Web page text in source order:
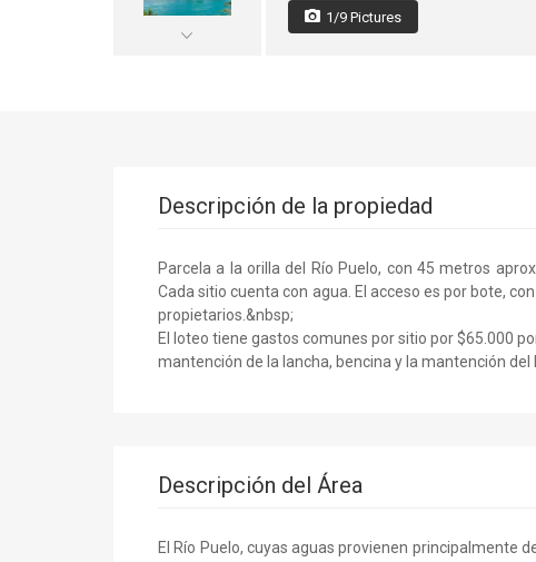
1/9 Pictures
Descripción de la propiedad
Parcela a la orilla del Río Puelo, con 45 metros
Cada sitio cuenta con agua. El acceso es por bote,
propietarios.&nbsp;
El loteo tiene gastos comunes por sitio por $65.000
mantención de la lancha, bencina y la mantención del
Descripción del Área
El Río Puelo, cuyas aguas provienen principalmente